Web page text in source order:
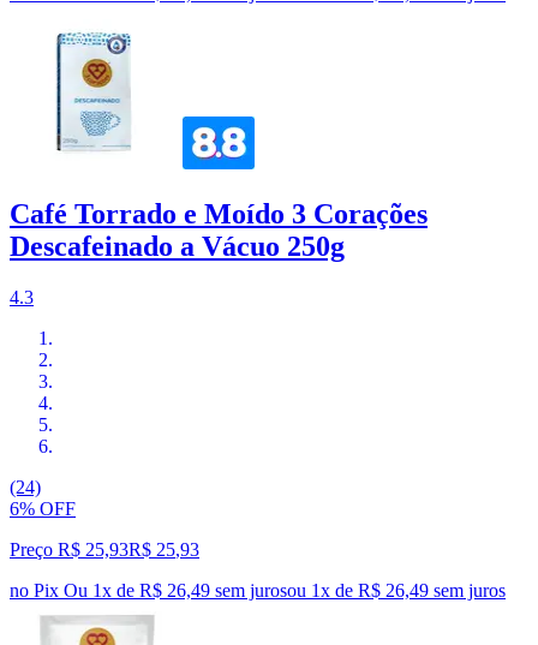
Café Torrado e Moído 3 Corações
Descafeinado a Vácuo 250g
4.3
(24)
6% OFF
Preço R$ 25,93R$ 25,93
no Pix Ou 1x de R$ 26,49 sem jurosou 1x de R$ 26,49 sem juros